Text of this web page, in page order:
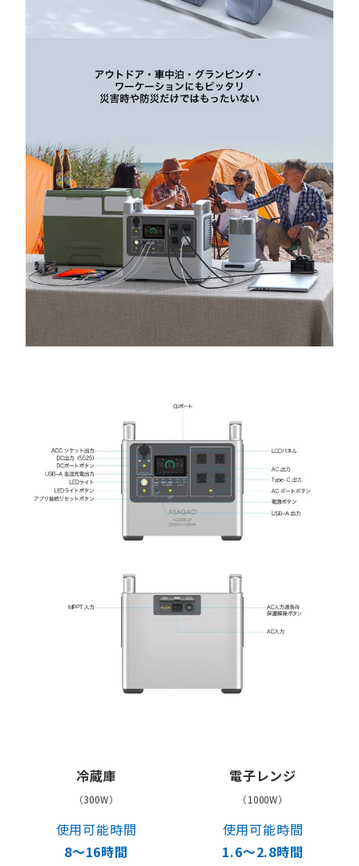
冷蔵庫
（300W）
使用可能時間
8〜16時間
電子レンジ
（1000W）
使用可能時間
1.6〜2.8時間